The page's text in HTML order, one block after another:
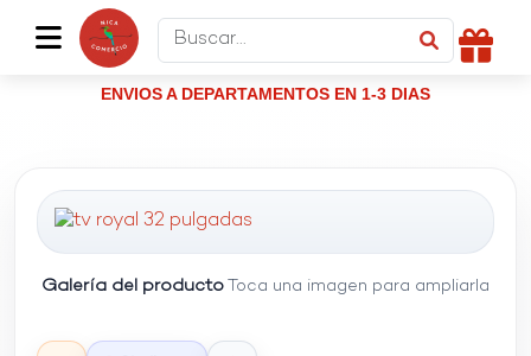
ENVIOS A DEPARTAMENTOS EN 1-3 DIAS
Galería del producto Toca una imagen para ampliarla